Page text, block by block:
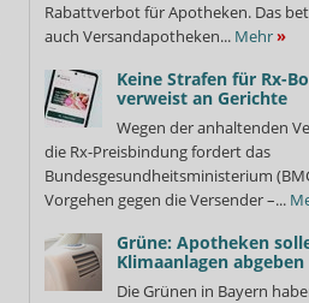
Rabattverbot für Apotheken. Das
auch Versandapotheken... Mehr»
Keine Strafen für Rx-
verweist an Gerichte
Wegen der anhaltenden
die Rx-Preisbindung fordert das
Bundesgesundheitsministerium
Vorgehen gegen die Versender –...
Grüne: Apotheken
Klimaanlagen abgeben
Die Grünen in Bayern